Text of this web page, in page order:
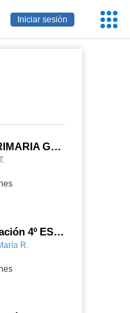
Iniciar sesión
FOTOS 1º PRIMARIA GONZALO DE BERCEO
Vídeo Graduación 4º ESO 2025-2026 (2)
R.